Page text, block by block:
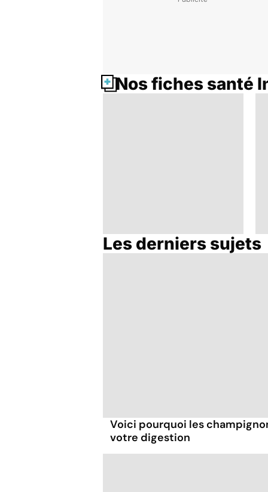
Nos fiches santé
Syndrome de
Les derniers sujets
Voici pourquoi les
votre digestion